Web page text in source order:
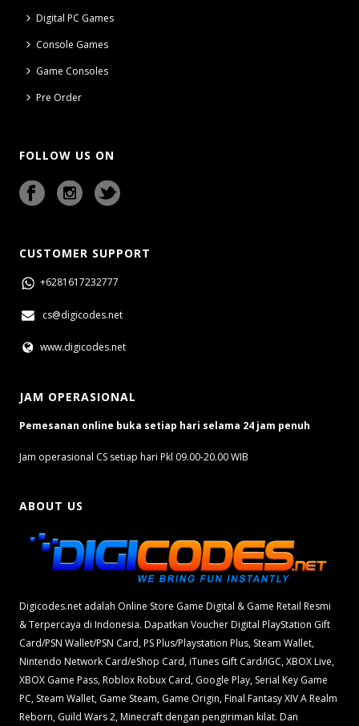
Digital PC Games
Console Games
Game Consoles
Pre Order
FOLLOW US ON
CUSTOMER SUPPORT
+6281617232777
cs@digicodes.net
www.digicodes.net
JAM OPERASIONAL
Pemesanan online buka setiap hari selama 24 jam penuh
Jam operasional CS setiap hari Pkl 09.00-20.00 WIB
ABOUT US
Digicodes.net adalah Online Store Game Digital & Game Retail Resmi
& Terpercaya di Indonesia. Dapatkan Voucher Digital PlayStation Gift
Card/PSN Wallet/PSN Card, PS Plus/Playstation Plus, Steam Wallet,
Nintendo Network Card/eShop Card, iTunes Gift Card/IGC, XBOX Live,
XBOX Game Pass, Roblox Robux Card, Google Play, Serial Key Game
PC, Steam Wallet, Game Steam, Game Origin, Final Fantasy XIV A Realm
Reborn, Guild Wars 2, Minecraft dengan pengiriman kilat. Dan